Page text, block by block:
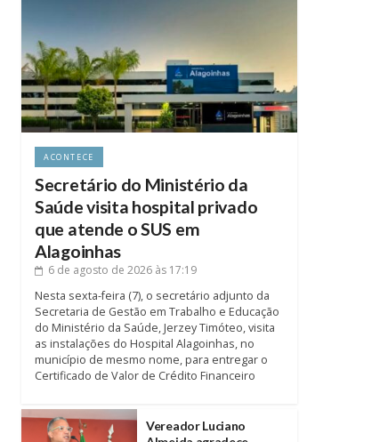
ACONTECE
Secretário do Ministério da
Saúde visita hospital privado
que atende o SUS em
Alagoinhas
6 de agosto de 2026 às 17:19
Nesta sexta-feira (7), o secretário adjunto da
Secretaria de Gestão em Trabalho e Educação
do Ministério da Saúde, Jerzey Timóteo, visita
as instalações do Hospital Alagoinhas, no
município de mesmo nome, para entregar o
Certificado de Valor de Crédito Financeiro
Vereador Luciano